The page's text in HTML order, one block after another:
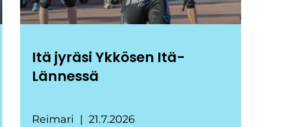
Itä jyräsi Ykkösen Itä-
Lännessä
Reimari 21.7.2026